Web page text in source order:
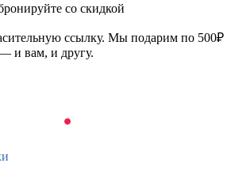
со скидкой
ссылку. Мы подарим по 500₽
и вам, и другу.